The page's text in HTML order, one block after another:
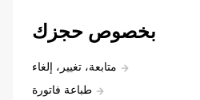
بخصوص حجزك
متابعة، تغيير، إلغاء
طباعة فاتورة